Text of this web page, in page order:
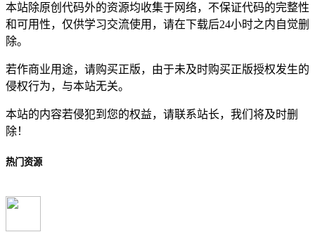
本站除原创代码外的资源均收集于网络，不保证代码的完整性
和可用性，仅供学习交流使用，请在下载后24小时之内自觉删
除。
若作商业用途，请购买正版，由于未及时购买正版授权发生的
侵权行为，与本站无关。
本站的内容若侵犯到您的权益，请联系站长，我们将及时删
除！
热门资源